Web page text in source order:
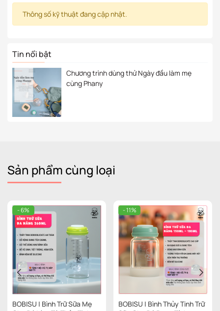
Thông số kỹ thuật đang cập nhật.
Tin nổi bật
Chương trình dùng thử Ngày đầu làm mẹ
cùng Phany
Sản phẩm cùng loại
- 6%
BOBISU | Bình Trữ Sữa Mẹ
- 11%
BOBISU | Bình Thủy Tinh Trữ